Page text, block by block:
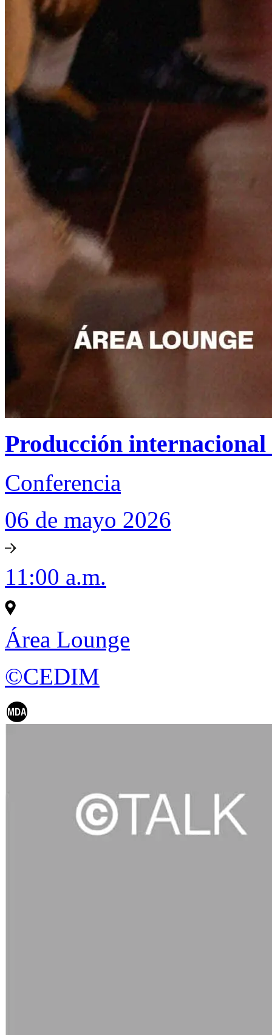
Producción internacional
Conferencia
06 de mayo 2026
11:00 a.m.
Área Lounge
©CEDIM